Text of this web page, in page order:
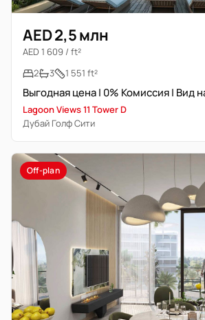
AED 2,5 млн
AED 1 609 / ft²
2
3 1 551 ft²
Lagoon Views 11 Tower D
Дубай Голф Сити
Off-plan